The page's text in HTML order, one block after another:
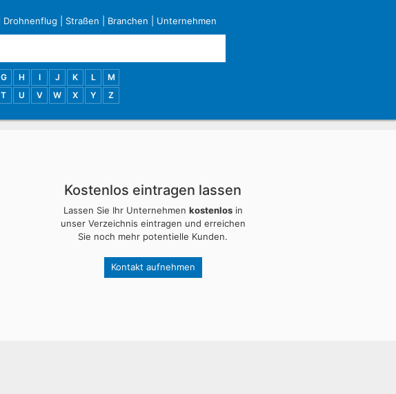
Drohnenflug Straßen Branchen Unternehmen
G H I J K L
M
T U V W X Y Z
Kostenlos eintragen lassen
Lassen Sie Ihr Unternehmen kostenlosin
unser Verzeichnis eintragen und erreichen
Sie noch mehr potentielle Kunden.
Kontakt aufnehmen